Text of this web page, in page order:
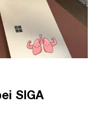
SIGA